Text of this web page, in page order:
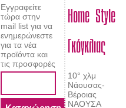
Εγγραφείτε
τώρα στην
mail list για να
ενημερώνεστε
για τα νέα
προϊόντα και
τις προσφορές
Home Style
Γκόγκλιας
10° χλμ
Νάουσας-
Βέροιας
ΝΑΟΥΣΑ